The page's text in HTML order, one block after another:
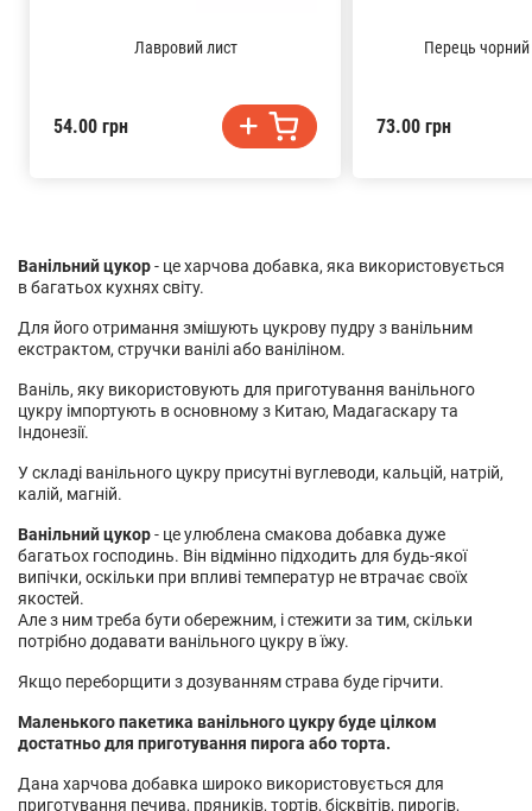
Ванільний цукор- це харчова добавка, яка використовується
в багатьох кухнях світу.
Для його отримання змішують цукрову пудру з ванільним
екстрактом, стручки ванілі або ваніліном.
Ваніль, яку використовують для приготування ванільного
цукру імпортують в основному з Китаю, Мадагаскару та
Індонезії.
У складі ванільного цукру присутні вуглеводи, кальцій, натрій,
калій, магній.
Ванільний цукор- це улюблена смакова добавка дуже
багатьох господинь. Він відмінно підходить для будь-якої
випічки, оскільки при впливі температур не втрачає своїх
якостей.
Але з ним треба бути обережним, і стежити за тим, скільки
потрібно додавати ванільного цукру в їжу.
Якщо переборщити з дозуванням страва буде гірчити.
Маленького пакетика ванільного цукру буде цілком
достатньо для приготування пирога або торта.
Дана харчова добавка широко використовується для
приготування печива, пряників, тортів, бісквітів, пирогів,
Лавровий лист
54.00 грн
Перець
73.00 грн